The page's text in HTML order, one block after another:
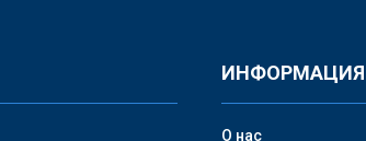
ИНФОРМАЦИЯ
О нас